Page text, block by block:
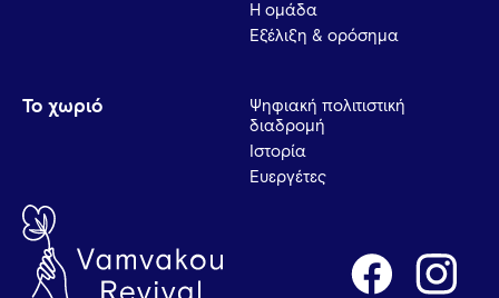
Η ομάδα
Εξέλιξη & ορόσημα
Το χωριό
Ψηφιακή πολιτιστική
διαδρομή
Ιστορία
Ευεργέτες